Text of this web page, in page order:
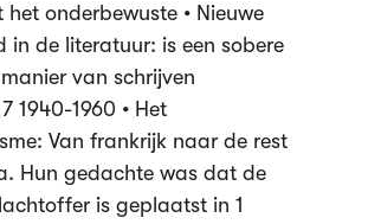
het onderbewuste • Nieuwe
in de literatuur: is een sobere
van schrijven
1940-1960 • Het
Van frankrijk naar de rest
Hun gedachte was dat de
is geplaatst in 1